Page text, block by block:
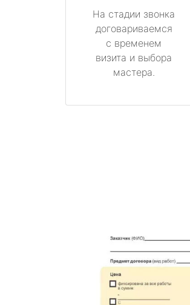
На стадии звонка
договариваемся
с временем
визита и выбора
мастера.